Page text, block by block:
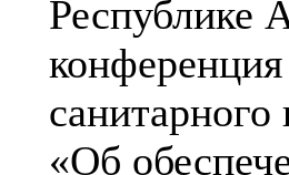
Республике
конференция
«Об